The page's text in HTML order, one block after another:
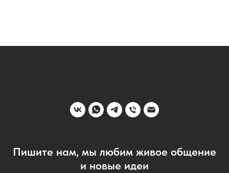
Пишите нам, мы любим живое общение
и новые идеи